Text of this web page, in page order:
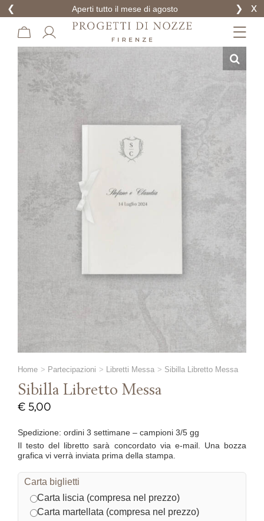
❮ Aperti tutto il mese di agosto ❯ x
content
Home Partecipazioni Libretti Messa Sibilla Libretto Messa
Sibilla Libretto Messa
€ 5,00
Spedizione: ordini 3 settimane – campioni 3/5 gg
Il testo del libretto sarà concordato via e-mail. Una bozza
grafica vi verrà inviata prima della stampa.
Carta biglietti
Carta liscia (compresa nel prezzo)
Carta martellata (compresa nel prezzo)